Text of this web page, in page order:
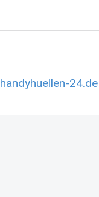
handyhuellen-